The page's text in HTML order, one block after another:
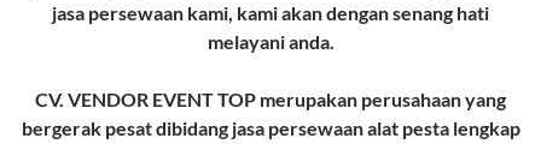
jasa persewaan kami, kami akan dengan senang hati
melayani anda.
CV. VENDOR EVENT TOP merupakan perusahaan yang
bergerak pesat dibidang jasa persewaan alat pesta lengkap